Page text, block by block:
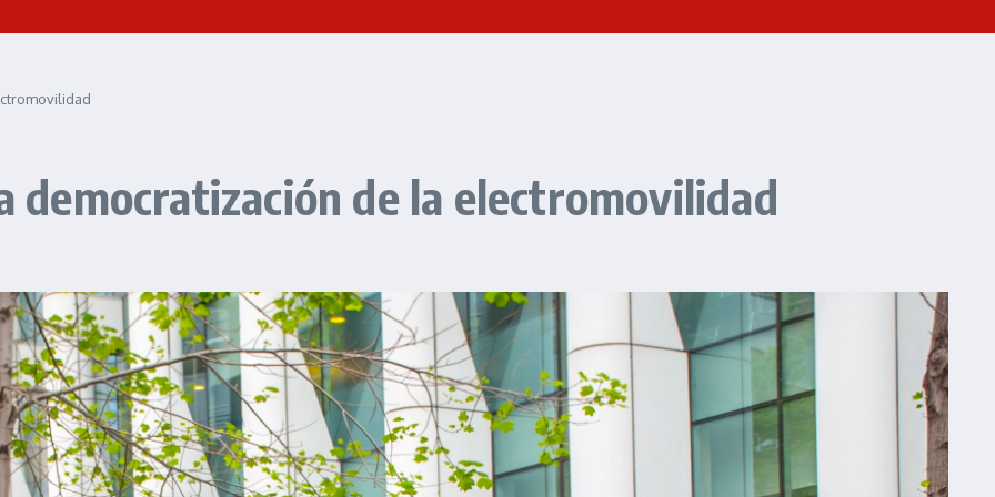
democratización de la electromovilidad